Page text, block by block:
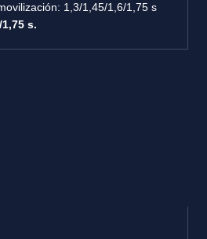
: 1,3/1,45/1,6/1,75 s
s.